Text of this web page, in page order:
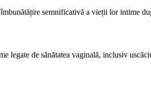
semnificativă a vieții lor intime
legate de sănătatea vaginală, inclusiv